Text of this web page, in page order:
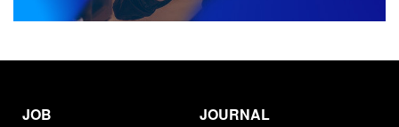
JOB JOURNAL